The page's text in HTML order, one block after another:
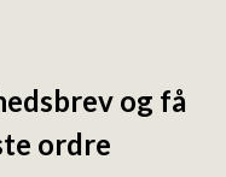
og få
ordre